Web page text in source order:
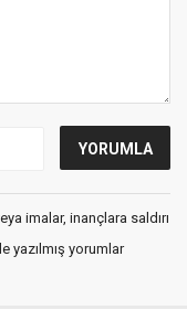
imalar, inançlara saldırı
yazılmış yorumlar